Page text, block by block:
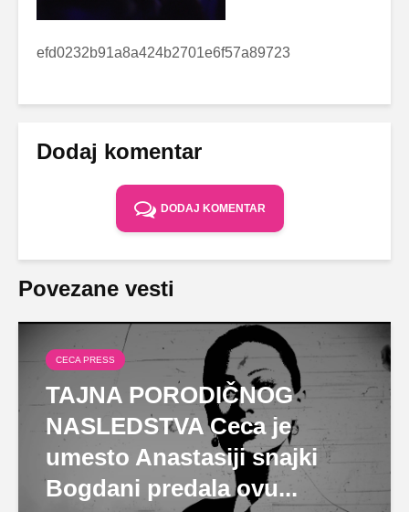
efd0232b91a8a424b2701e6f57a89723
Dodaj komentar
DODAJ KOMENTAR
Povezane vesti
CECA PRESS
TAJNA PORODIČNOG
NASLEDSTVA Ceca je
umesto Anastasiji snajki
Bogdani predala ovu...